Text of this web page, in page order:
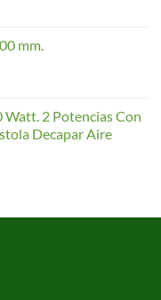
mm.
2 Potencias Con
Decapar Aire